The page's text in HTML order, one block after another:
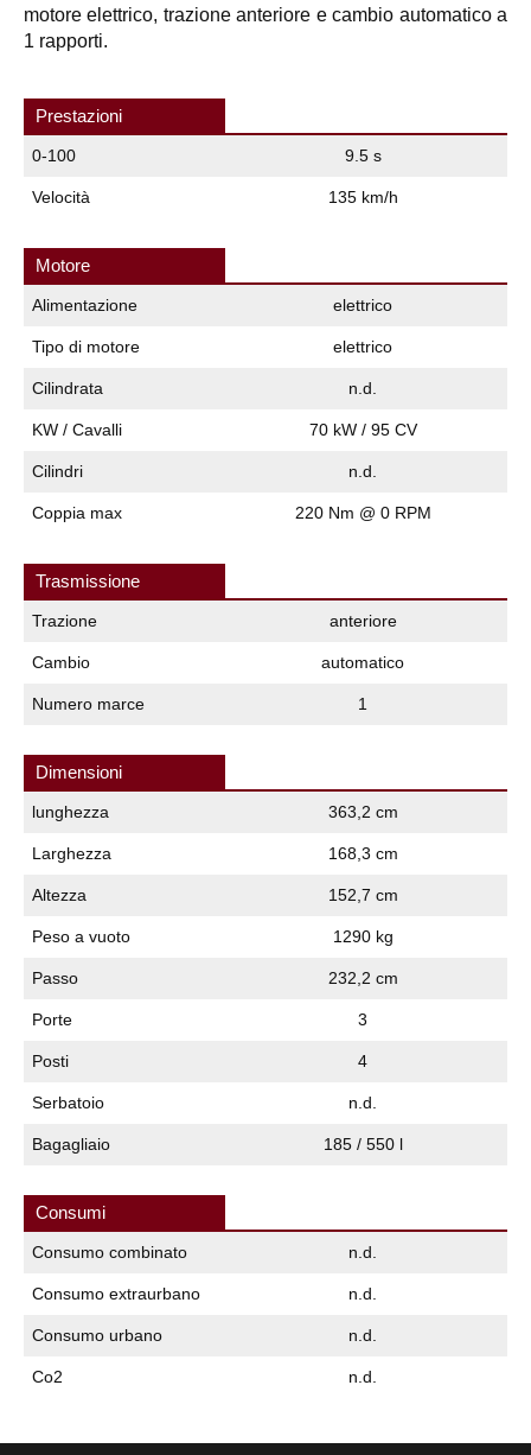
motore elettrico, trazione anteriore e cambio automatico a
1 rapporti.
Prestazioni
0-100 9.5 s
Velocità 135 km/h
Motore
Alimentazione elettrico
Tipo di motore elettrico
Cilindrata n.d.
KW / Cavalli 70 kW / 95 CV
Cilindri n.d.
Coppia max 220 Nm @ 0 RPM
Trasmissione
Trazione anteriore
Cambio automatico
Numero marce 1
Dimensioni
lunghezza 363,2 cm
Larghezza 168,3 cm
Altezza 152,7 cm
Peso a vuoto 1290 kg
Passo 232,2 cm
Porte 3
Posti 4
Serbatoio n.d.
Bagagliaio 185 / 550 l
Consumi
Consumo combinato n.d.
Consumo extraurbano n.d.
Consumo urbano n.d.
Co2 n.d.